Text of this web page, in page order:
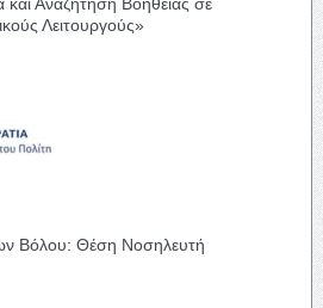
Λειτουργούς»
Βόλου: Θέση Νοσηλευτή